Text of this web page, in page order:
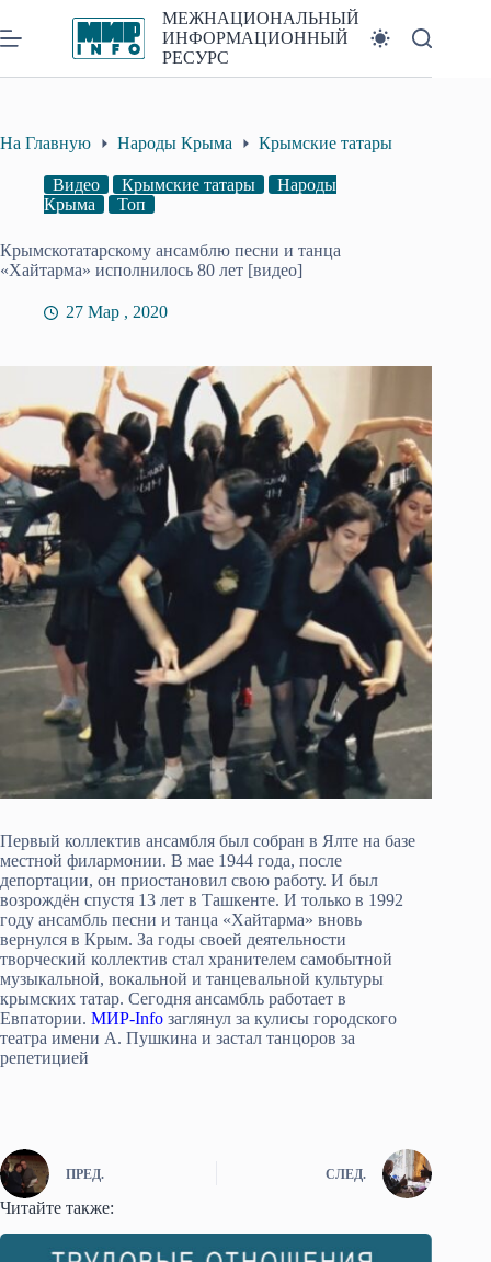
к
сути
МЕЖНАЦИОНАЛЬНЫЙ
ИНФОРМАЦИОННЫЙ
РЕСУРС
На Главную Народы Крыма Крымские татары
Видео Крымские татары
Народы
Крыма
Топ
Крымскотатарскому ансамблю песни и танца
«Хайтарма» исполнилось 80 лет [видео]
27 Мар , 2020
Первый коллектив ансамбля был собран в Ялте на базе
местной филармонии. В мае 1944 года, после
депортации, он приостановил свою работу. И был
возрождён спустя 13 лет в Ташкенте. И только в 1992
году ансамбль песни и танца «Хайтарма» вновь
вернулся в Крым. За годы своей деятельности
творческий коллектив стал хранителем самобытной
музыкальной, вокальной и танцевальной культуры
крымских татар. Сегодня ансамбль работает в
Евпатории. МИР-Info заглянул за кулисы городского
театра имени А. Пушкина и застал танцоров за
репетицией
ПРЕД. СЛЕД.
Читайте также: